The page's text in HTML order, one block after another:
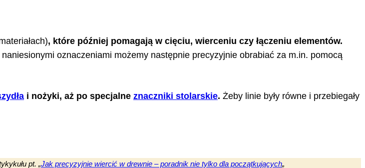
, które później pomagają w cięciu, wierceniu czy łączeniu elementów.
oznaczeniami możemy następnie precyzyjnie obrabiać za m.in. pomocą
i nożyki, aż po specjalne znaczniki stolarskie. Żeby linie były równe i przebiegały
pt. „Jak precyzyjnie wiercić w drewnie – poradnik nie tylko dla początkujących„